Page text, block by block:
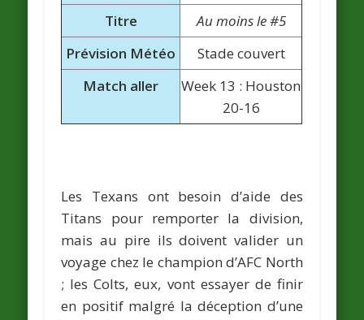
Titre
Au moins le #5
Prévision Météo
Stade couvert
Match aller
Week 13 : Houston
20-16
Les Texans ont besoin d’aide des
Titans pour remporter la division,
mais au pire ils doivent valider un
voyage chez le champion d’AFC North
; les Colts, eux, vont essayer de finir
en positif malgré la déception d’une